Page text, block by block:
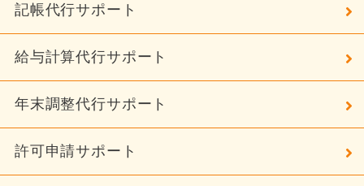
記帳代行サポート
給与計算代行サポート
年末調整代行サポート
許可申請サポート